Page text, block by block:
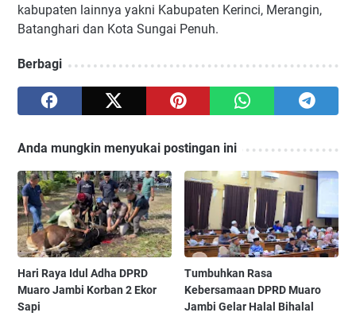
kabupaten lainnya yakni Kabupaten Kerinci, Merangin,
Batanghari dan Kota Sungai Penuh.
Berbagi
Anda mungkin menyukai postingan ini
Hari Raya Idul Adha DPRD
Muaro Jambi Korban 2 Ekor
Sapi
Tumbuhkan Rasa
Kebersamaan DPRD Muaro
Jambi Gelar Halal Bihalal